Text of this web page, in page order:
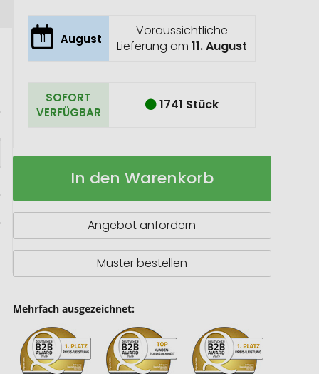
11 August
Voraussichtliche
Lieferung am 11. August
SOFORT
VERFÜGBAR
1741 Stück
TWS
Auf
In den Warenkorb
Angebot anfordern
Muster bestellen
Mehrfach ausgezeichnet: